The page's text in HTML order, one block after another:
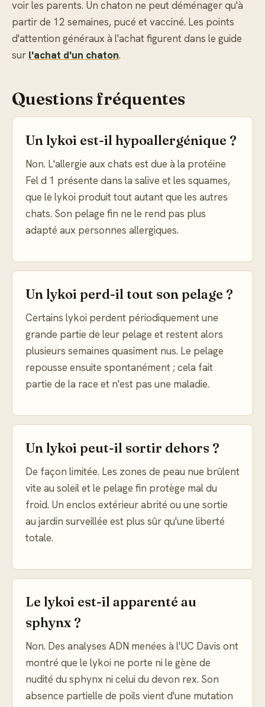
voir les parents. Un chaton ne peut déménager qu'à
partir de 12 semaines, pucé et vacciné. Les points
d'attention généraux à l'achat figurent dans le guide
sur l'achat d'un chaton.
Questions fréquentes
Un lykoi est-il hypoallergénique ?
Non. L'allergie aux chats est due à la protéine
Fel d 1 présente dans la salive et les squames,
que le lykoi produit tout autant que les autres
chats. Son pelage fin ne le rend pas plus
adapté aux personnes allergiques.
Un lykoi perd-il tout son pelage ?
Certains lykoi perdent périodiquement une
grande partie de leur pelage et restent alors
plusieurs semaines quasiment nus. Le pelage
repousse ensuite spontanément ; cela fait
partie de la race et n'est pas une maladie.
Un lykoi peut-il sortir dehors ?
De façon limitée. Les zones de peau nue brûlent
vite au soleil et le pelage fin protège mal du
froid. Un enclos extérieur abrité ou une sortie
au jardin surveillée est plus sûr qu'une liberté
totale.
Le lykoi est-il apparenté au
sphynx ?
Non. Des analyses ADN menées à l'UC Davis ont
montré que le lykoi ne porte ni le gène de
nudité du sphynx ni celui du devon rex. Son
absence partielle de poils vient d'une mutation